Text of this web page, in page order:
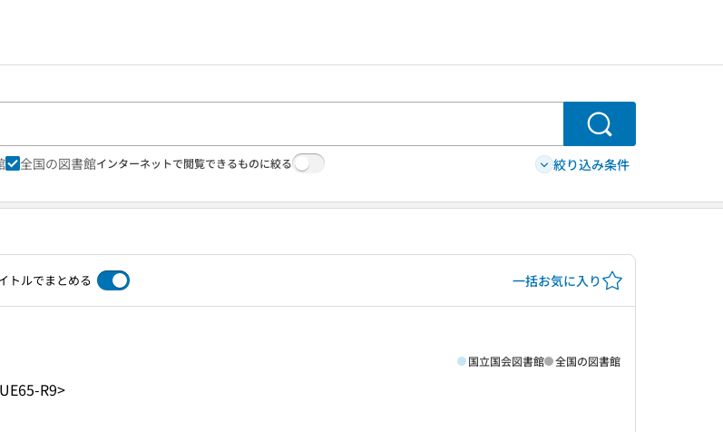
検索
全国の図書館インターネットで閲覧できるものに絞る 絞り込み条件
トルでまとめる 一括お気に入り
R9>
国立国会図書館 全国の図書館